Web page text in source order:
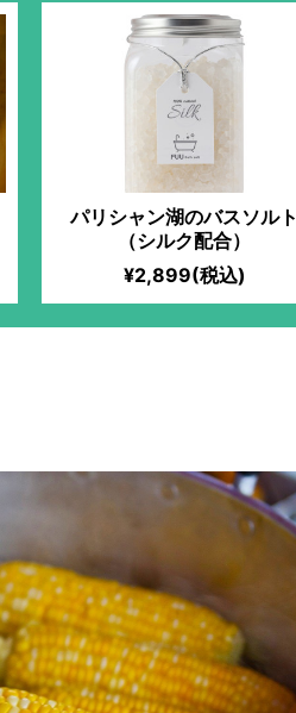
パリシャン湖のバスソルト
（シルク配合）
¥2,899(税込)